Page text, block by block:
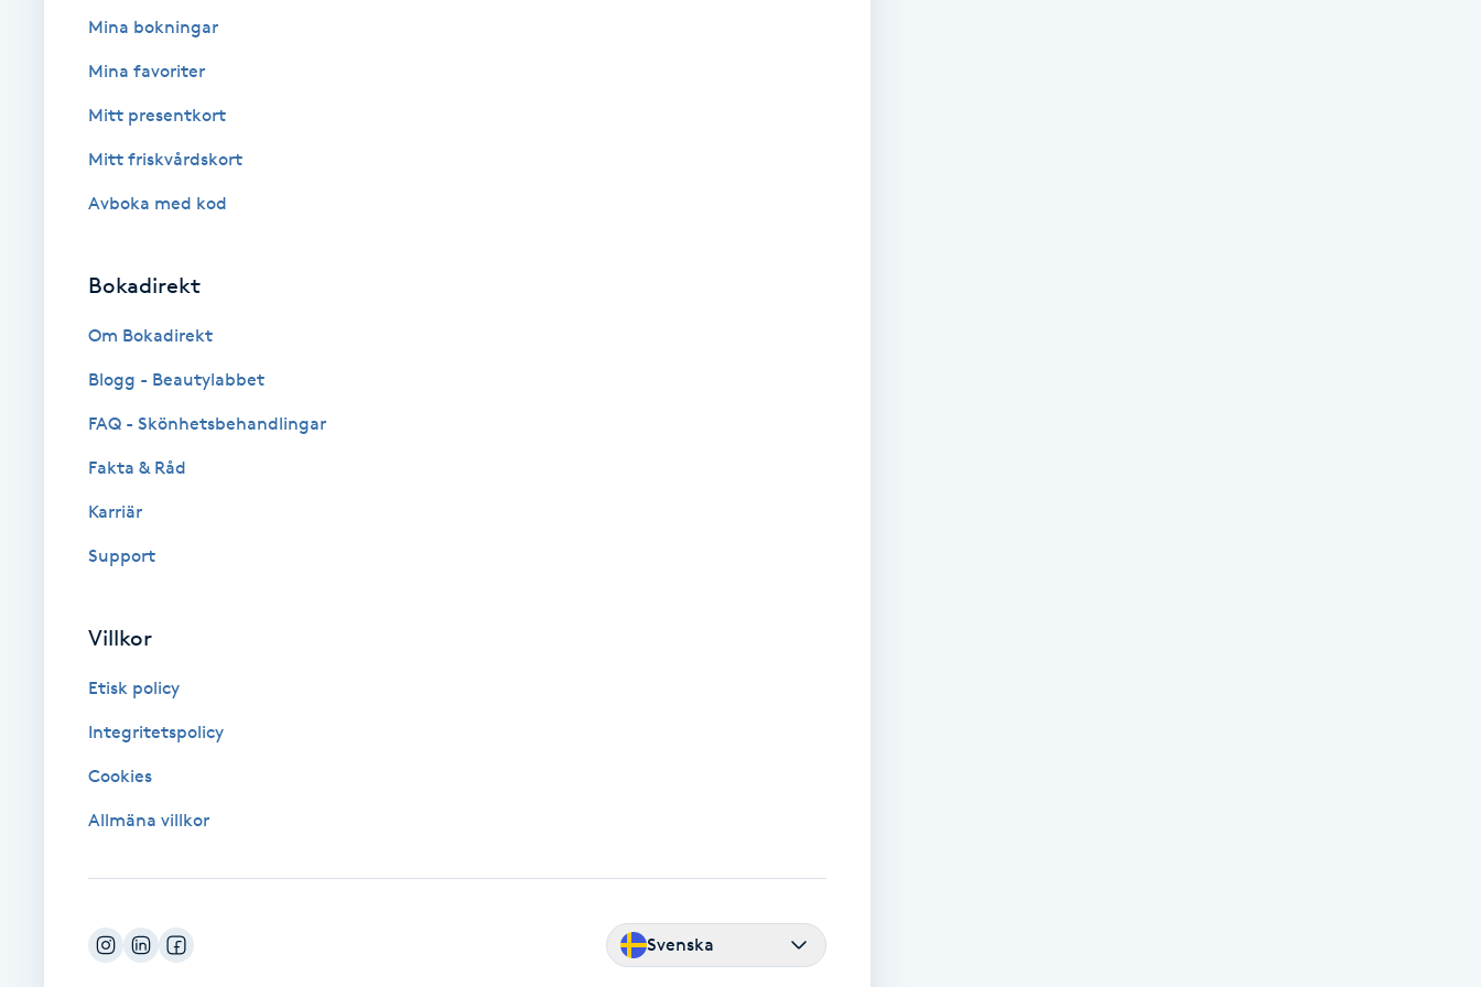
Faceliftmassage
Fet hårbotten
Fettreducering
Fibromassage
Fotmassage
Fotsvamp
Fransfärgning
Fransförlängning
Fransförlängning Volym
Mina bokningar
Mina favoriter
Mitt presentkort
Mitt friskvårdskort
Avboka med kod
Bokadirekt
Om Bokadirekt
Blogg - Beautylabbet
FAQ - Skönhetsbehandlingar
Fakta & Råd
Karriär
Support
Villkor
Etisk policy
Integritetspolicy
Cookies
Allmäna villkor
Svenska